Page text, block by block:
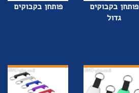
פותחן בקבוקים
גדול
פותחן בקבוקים